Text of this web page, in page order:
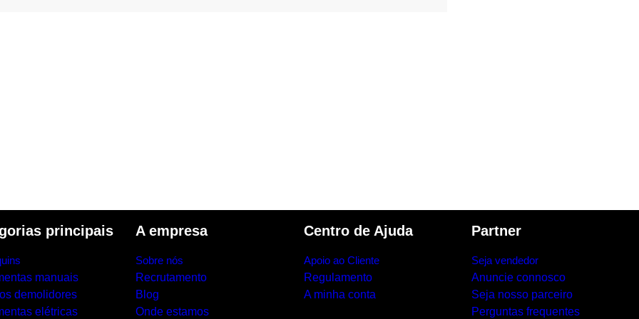
principais
manuais
demolidores
elétricas
A empresa
Sobre nós
Recrutamento
Blog
Onde estamos
Centro de Ajuda
Apoio ao Cliente
Regulamento
A minha conta
Partner
Seja vendedor
Anuncie connosco
Seja nosso parceiro
Perguntas frequentes